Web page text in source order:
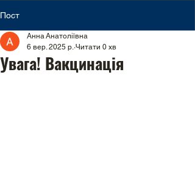
Пост
Увага! Вакцинація
Анна Анатоліївна
6 вер. 2025 р. Читати 0 хв